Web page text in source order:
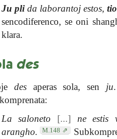
Ju plida laborantoj estos,
sencodiferenco, se oni
klara.
des
desaperas sola, sen ju
La saloneto
[...] ne estis
arangho.
M.148